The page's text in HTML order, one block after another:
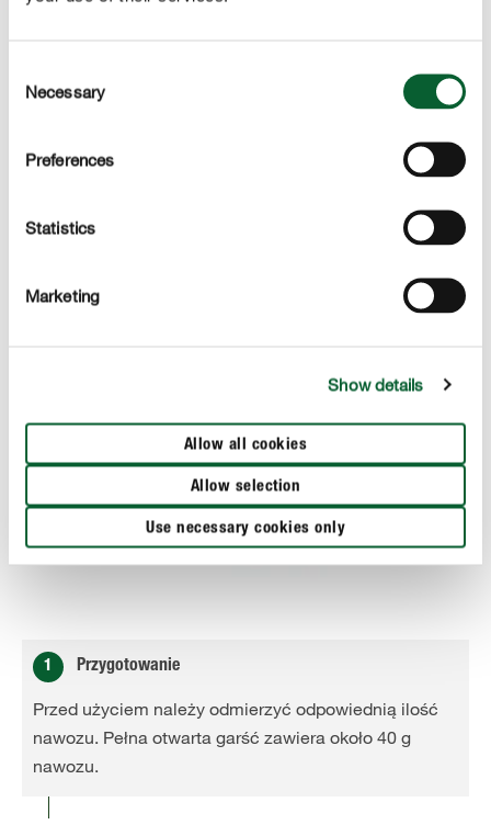
Selection
Necessary
Preferences
Statistics
Marketing
Show details
Allow all cookies
Allow selection
Use necessary cookies only
Kiedy stosować?
Lis Gru
1 Przygotowanie
Przed użyciem należy odmierzyć odpowiednią ilość
nawozu. Pełna otwarta garść zawiera około 40 g
nawozu.